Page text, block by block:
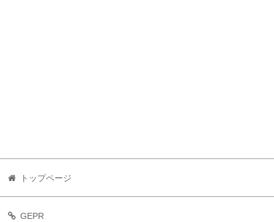
トップページ
GEPR